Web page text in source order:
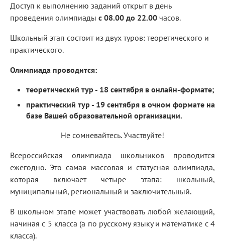
Доступ к выполнению заданий открыт в день
проведения олимпиады с 08.00 до 22.00 часов.
Школьный этап состоит из двух туров: теоретического и
практического.
Олимпиада проводится:
теоретический тур - 18 сентября в онлайн-формате;
практический тур - 19 сентября в очном формате на
базе Вашей образовательной организации.
Не сомневайтесь. Участвуйте!
Всероссийская олимпиада школьников проводится
ежегодно. Это самая массовая и статусная олимпиада,
которая включает четыре этапа: школьный,
муниципальный, региональный и заключительный.
В школьном этапе может участвовать любой желающий,
начиная с 5 класса (а по русскому языку и математике с 4
класса).